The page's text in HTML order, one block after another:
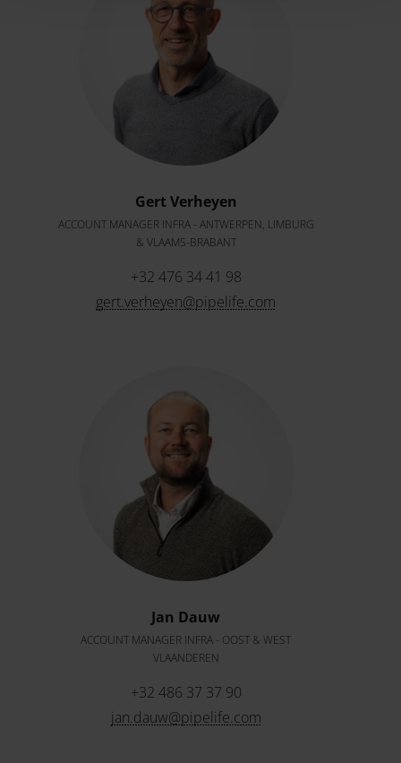
Gert Verheyen
ACCOUNT MANAGER INFRA - ANTWERPEN, LIMBURG
& VLAAMS-BRABANT
+32 476 34 41 98
gert.verheyen@pipelife.com
Jan Dauw
ACCOUNT MANAGER INFRA - OOST & WEST
VLAANDEREN
+32 486 37 37 90
jan.dauw@pipelife.com